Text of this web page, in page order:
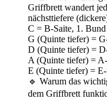
Griffbrett wandert
nächsttiefere
C = B-Saite, 1. Bund
G (Quinte tiefer) =
D (Quinte tiefer) =
A (Quinte tiefer) =
E (Quinte tiefer) =
🔹 Warum das
dem Griffbrett